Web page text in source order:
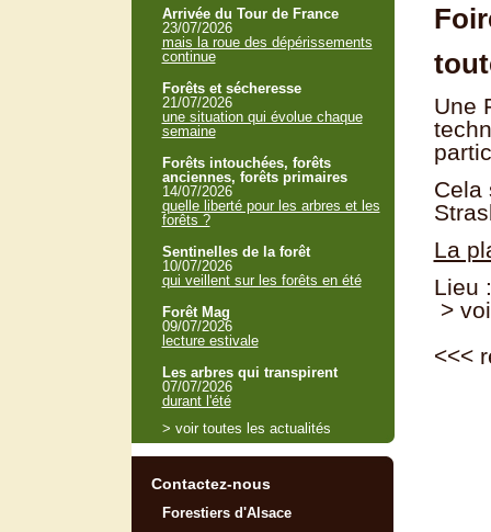
Une
Cela
La
Lieu
>
<<<
Arrivée du Tour de France
23/07/2026
mais la roue des dépérissements
continue
Forêts et sécheresse
21/07/2026
une situation qui évolue chaque
semaine
Forêts intouchées, forêts
anciennes, forêts primaires
14/07/2026
quelle liberté pour les arbres et les
forêts ?
Sentinelles de la forêt
10/07/2026
qui veillent sur les forêts en été
Forêt Mag
09/07/2026
lecture estivale
Les arbres qui transpirent
07/07/2026
durant l'été
> voir toutes les actualités
Contactez-nous
Forestiers d'Alsace